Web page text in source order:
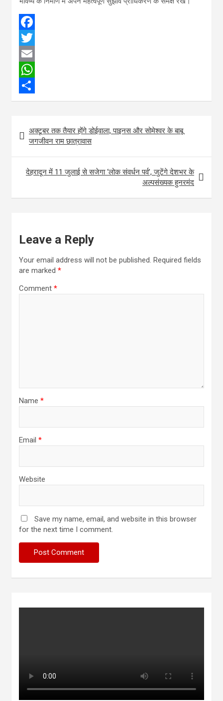
F
a
c
e
b
o
T
w
t
e
E
m
a
l
W
h
t
p
S
a
navigation
अक्टूबर तक तैयार होंगे डोईवाला, पाइनस और सोमेश्वर के बाबू
जगजीवन राम छात्रावास
देहरादून में 11 जुलाई से सजेगा ‘लोक संवर्धन पर्व’, जुटेंगे देशभर के
अल्पसंख्यक हुनरमंद
Leave a Reply
Your email address will not be published. Required fields
are marked *
Comment *
Name *
Email *
Website
Save my name, email, and website in this browser
for the next time I comment.